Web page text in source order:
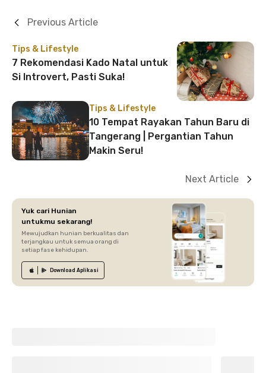
Tips & Lifestyle
7 Rekomendasi Kado Natal untuk
Si Introvert, Pasti Suka!
Previous Article
Tips & Lifestyle
10 Tempat Rayakan Tahun Baru di
Tangerang | Pergantian Tahun
Makin Seru!
Next Article
Yuk cari Hunian
untukmu sekarang!
Mewujudkan hunian berkualitas dan
terjangkau untuk semua orang di
setiap fase kehidupan.
Download Aplikasi